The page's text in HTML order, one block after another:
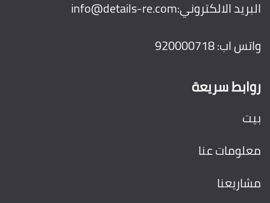
البريد الالكتروني:info@details-re.com
واتس اب:920000718
روابط سريعة
بيت
معلومات عنا
مشاريعنا